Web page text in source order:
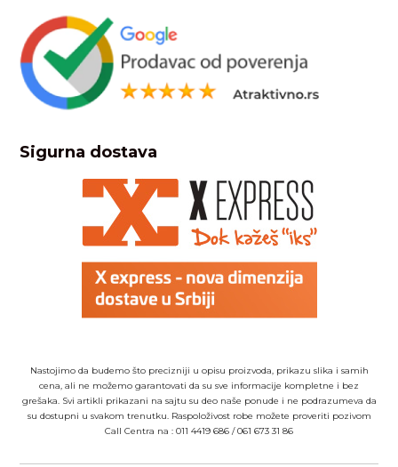
Sigurna dostava
Nastojimo da budemo što precizniji u opisu proizvoda, prikazu slika i samih
cena, ali ne možemo garantovati da su sve informacije kompletne i bez
grešaka. Svi artikli prikazani na sajtu su deo naše ponude i ne podrazumeva da
su dostupni u svakom trenutku. Raspoloživost robe možete proveriti pozivom
Call Centra na : 011 4419 686 /061 673 31 86